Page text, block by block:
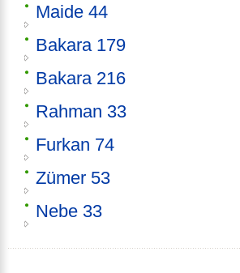
Maide 44
Bakara 179
Bakara 216
Rahman 33
Furkan 74
Zümer 53
Nebe 33